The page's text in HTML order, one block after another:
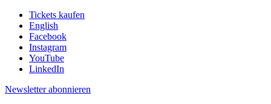
Tickets kaufen
English
Facebook
Instagram
YouTube
LinkedIn
Newsletter abonnieren